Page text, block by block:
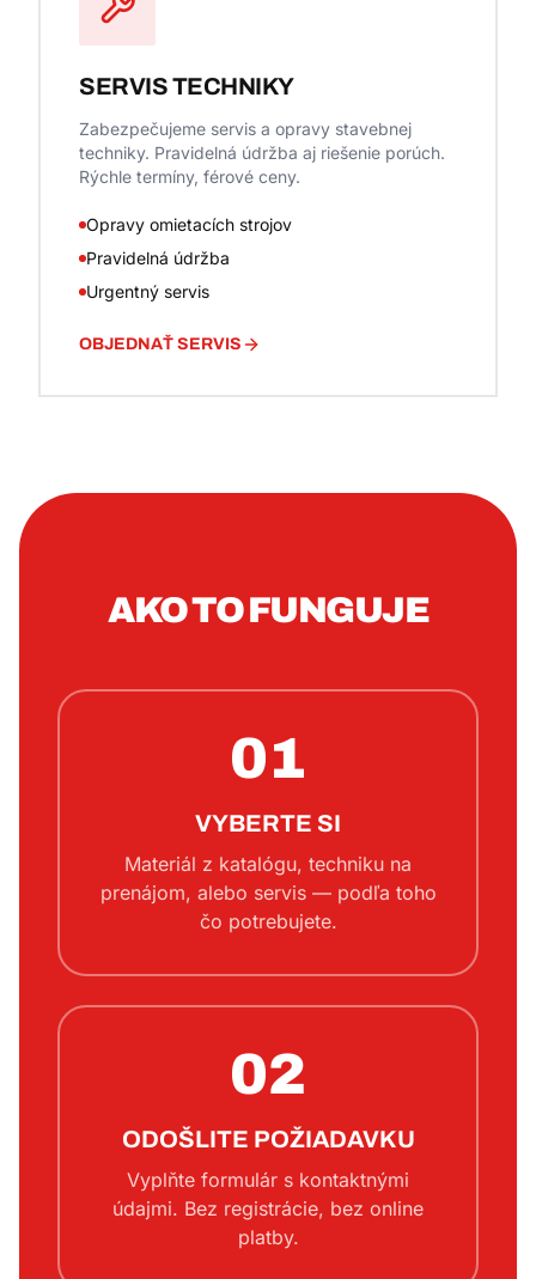
SERVIS TECHNIKY
Zabezpečujeme servis a opravy stavebnej
techniky. Pravidelná údržba aj riešenie porúch.
Rýchle termíny, férové ceny.
Opravy omietacích strojov
Pravidelná údržba
Urgentný servis
OBJEDNAŤ SERVIS
AKO TO FUNGUJE
01
VYBERTE SI
Materiál z katalógu, techniku na
prenájom, alebo servis — podľa toho
čo potrebujete.
02
ODOŠLITE POŽIADAVKU
Vyplňte formulár s kontaktnými
údajmi. Bez registrácie, bez online
platby.